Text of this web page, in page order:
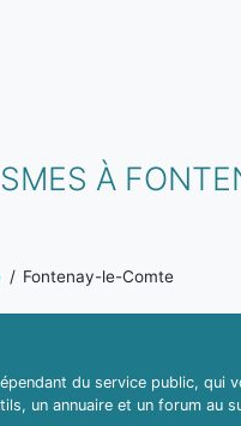
À
Fontenay-le-Comte
du service public, qui
un annuaire et un forum au